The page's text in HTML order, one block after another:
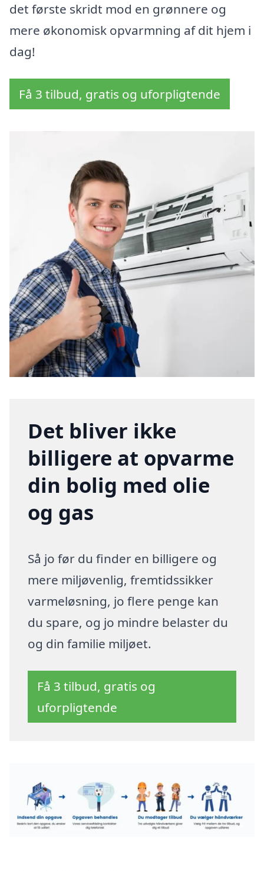
det første skridt mod en grønnere og
mere økonomisk opvarmning af dit hjem i
dag!
Få 3 tilbud, gratis og uforpligtende
Det bliver ikke
billigere at opvarme
din bolig med olie
og gas
Så jo før du finder en billigere og
mere miljøvenlig, fremtidssikker
varmeløsning, jo flere penge kan
du spare, og jo mindre belaster du
og din familie miljøet.
Få 3 tilbud, gratis og
uforpligtende